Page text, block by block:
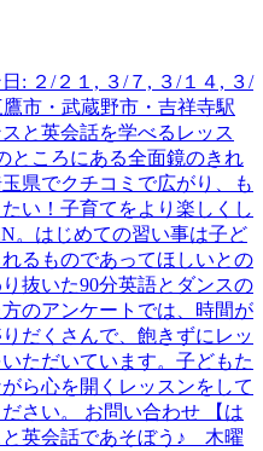
: ２/２１, ３/７, ３/１４, ３/
鷹市・武蔵野市・吉祥寺駅
と英会話を学べるレッス
ころにある全面鏡のきれ
県でクチコミで広がり、も
い！子育てをより楽しくし
。はじめての習い事は子ど
るものであってほしいとの
抜いた90分英語とダンスの
のアンケートでは、時間が
だくさんで、飽きずにレッ
ただいています。子どもた
ら心を開くレッスンをして
さい。 お問い合わせ 【は
英会話であそぼう♪ 木曜